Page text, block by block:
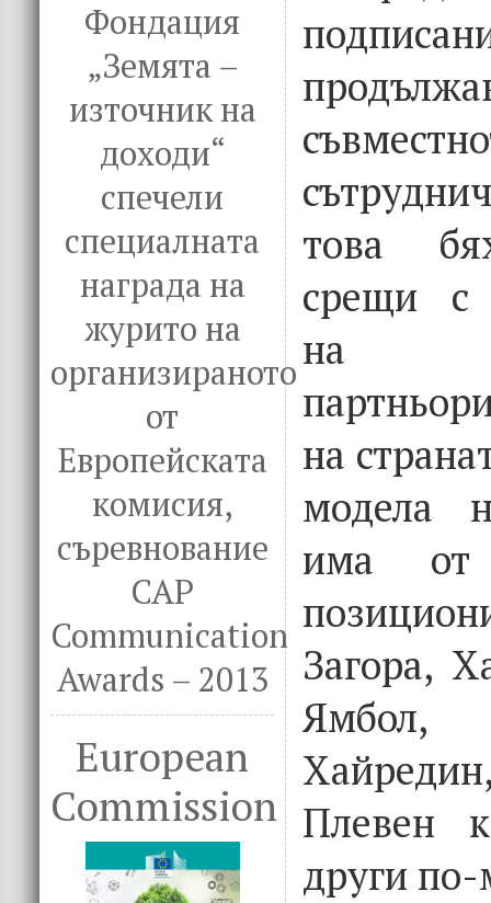
Фондация
„Земята –
източник на
доходи“
спечели
специалната
награда на
журито на
организираното
от
Европейската
комисия,
съревнование
CAP
Communication
Awards – 2013
European
Commission
това
срещи с
на
на
модела
има от
Загора,
Плевен
други